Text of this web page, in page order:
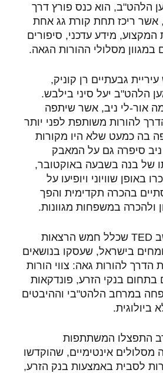
הלהט"ב, הוא כנס פורץ דרך
אשר ריכז תחת קורת גג אחת
מידע עדכני, סיפורים
במגוון מסלולי ההורות הגאה.
גבעתיים רן קוניק,
הלהט"ב יעל סיני בילבש.
אור-לי ניב, אשר שיתפה
להורות משותפת לפני יותר
בה כמעט שלא היו מקורות
ניב סיפרה גם על המאבק
של בנה בשבעה באוקטובר,
באופן שוויוני ויופיעו על
בהכרה תקדימית והפך
ולהכרה במשפחות מגוונות.
TED שכלל חמש הרצאות
בישראל, שעסקו בנושאים
הדרך להורות גאה: צווי הורות
בתחום בנקי הזרע, פונדקאות
במרחב הלהט"בי וההיבטים
ביולוגית.
התפצלו המשתתפות
אינטימיים, שהוקדשו
לסבית באמצעות בנק הזרע,